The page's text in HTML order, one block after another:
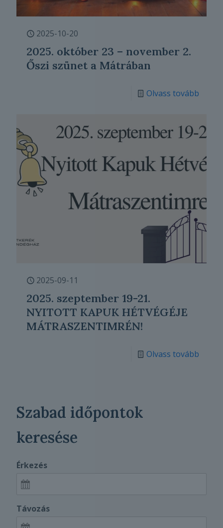
2025-10-20
2025. október 23 – november 2.
Őszi szünet a Mátrában
Olvass tovább
2025-09-11
2025. szeptember 19-21.
NYITOTT KAPUK HÉTVÉGÉJE
MÁTRASZENTIMRÉN!
Olvass tovább
Szabad időpontok
keresése
Érkezés
Távozás